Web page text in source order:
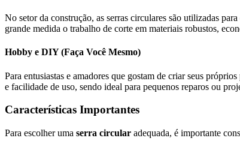
No setor da construção, as serras circulares são utilizadas
grande medida o trabalho de corte em materiais robustos,
Hobby e DIY (Faça Você Mesmo)
Para entusiastas e amadores que gostam de criar seus próprios
e facilidade de uso, sendo ideal para pequenos reparos ou
Características Importantes
Para escolher uma serra circular adequada, é importante